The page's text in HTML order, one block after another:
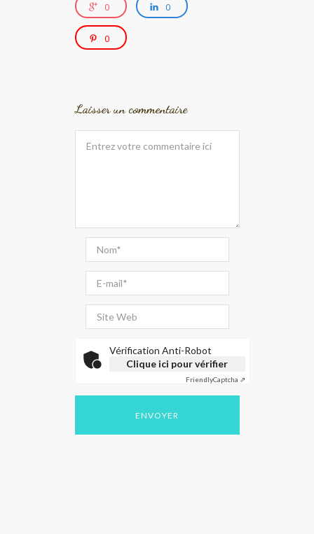
0 0
0
Laisser un commentaire
Vérification Anti-Robot
Clique ici pour vérifier
FriendlyCaptcha ⇗